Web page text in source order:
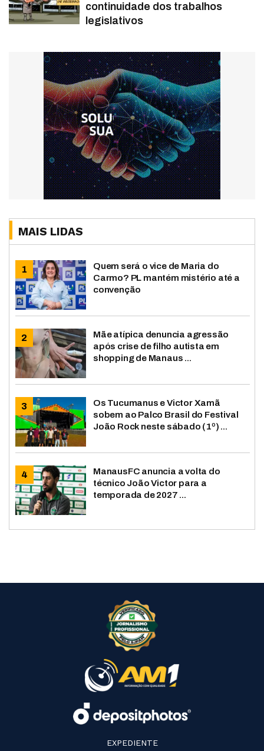
continuidade dos trabalhos
legislativos
MAIS LIDAS
Quem será o vice de Maria do
Carmo? PL mantém mistério até a
convenção
Mãe atípica denuncia agressão
após crise de filho autista em
shopping de Manaus ...
Os Tucumanus e Victor Xamã
sobem ao Palco Brasil do Festival
João Rock neste sábado (1º) ...
ManausFC anuncia a volta do
técnico João Victor para a
temporada de 2027 ...
EXPEDIENTE